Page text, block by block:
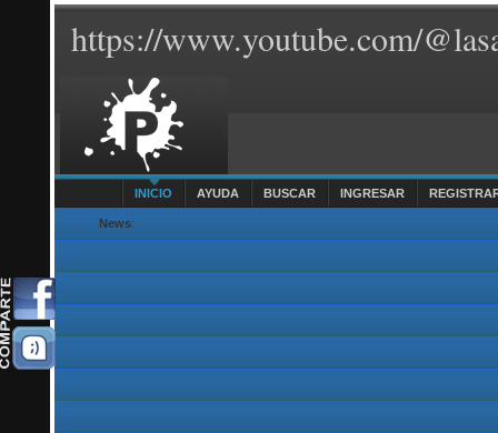
https://www.youtube.com/
INICIO AYUDA BUSCAR INGRESAR
News: